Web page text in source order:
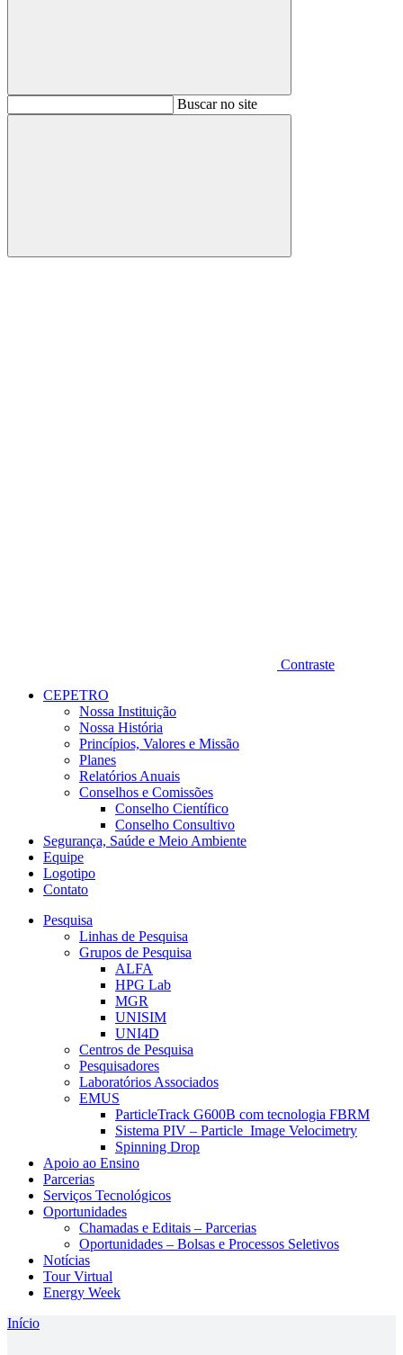
BuscarBuscar no site
Buscar
Contraste
CEPETRO
Nossa Instituição
Nossa História
Princípios, Valores e Missão
Planes
Relatórios Anuais
Conselhos e Comissões
Conselho Científico
Conselho Consultivo
Segurança, Saúde e Meio Ambiente
Equipe
Logotipo
Contato
Pesquisa
Linhas de Pesquisa
Grupos de Pesquisa
ALFA
HPG Lab
MGR
UNISIM
UNI4D
Centros de Pesquisa
Pesquisadores
Laboratórios Associados
EMUS
ParticleTrack G600B com tecnologia FBRM
Sistema PIV – Particle Image Velocimetry
Spinning Drop
Apoio ao Ensino
Parcerias
Serviços Tecnológicos
Oportunidades
Chamadas e Editais – Parcerias
Oportunidades – Bolsas e Processos Seletivos
Notícias
Tour Virtual
Energy Week
Início